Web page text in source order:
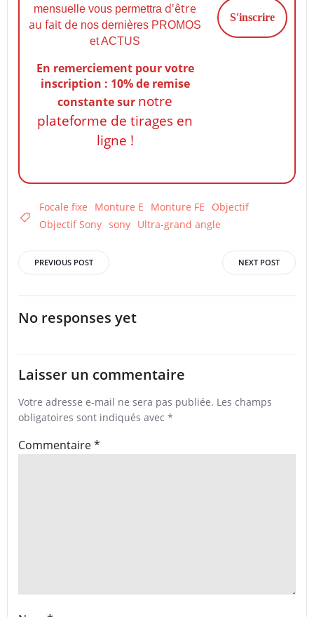
mensuelle vous permettra d'être
au fait de nos dernières PROMOS
et ACTUS
En remerciement pour votre
inscription : 10% de remise
constantesur notre
plateforme de tirages en
ligne !
Focale fixe Monture E Monture FE
Objectif
Objectif Sony sony Ultra-grand angle
Post
navigation
PREVIOUS POST
navigation
NEXT POST
No responses yet
Laisser un commentaire
Votre adresse e-mail ne sera pas publiée. Les champs
obligatoires sont indiqués avec *
Commentaire*